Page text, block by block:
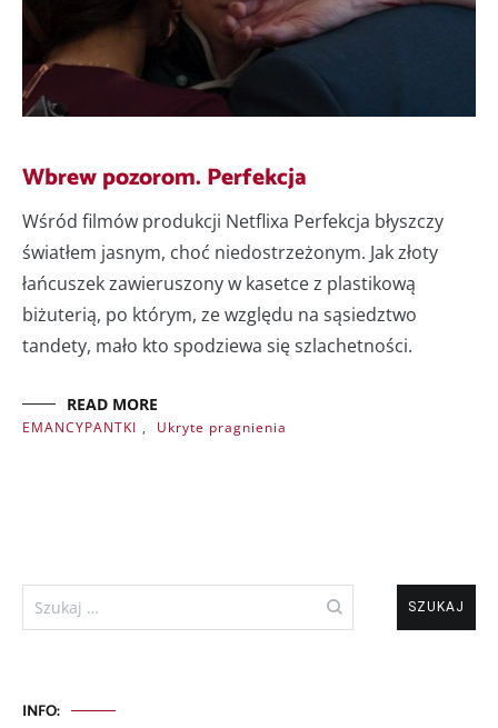
Wbrew pozorom. Perfekcja
Wśród filmów produkcji Netflixa Perfekcja błyszczy
światłem jasnym, choć niedostrzeżonym. Jak złoty
łańcuszek zawieruszony w kasetce z plastikową
biżuterią, po którym, ze względu na sąsiedztwo
tandety, mało kto spodziewa się szlachetności.
READ MORE
EMANCYPANTKI , Ukryte pragnienia
Szukaj:
INFO: